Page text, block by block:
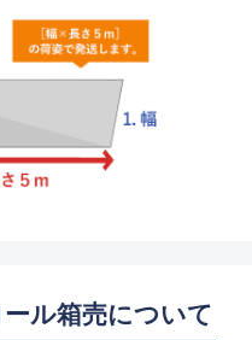
ル箱売について